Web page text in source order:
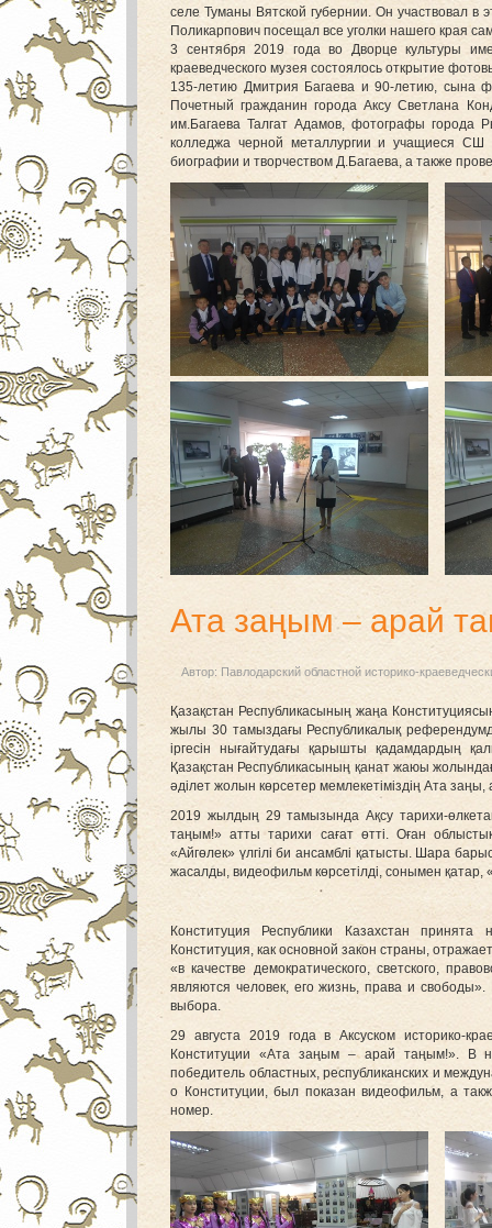
селе Туманы Вятской губернии. Он участвовал в
Поликарпович посещал все уголки нашего края
3 сентября 2019 года во Дворце культуры
краеведческого музея состоялось открытие
135-летию Дмитрия Багаева и 90-летию, сына
Почетный гражданин города Аксу Светлана
им.Багаева Талгат Адамов, фотографы города
колледжа черной металлургии и учащиеся
биографии и творчеством Д.Багаева, а также
Ата заңым – арай
Автор: Павлодарский областной историко-
Қазақстан Республикасының жаңа
жылы 30 тамыздағы Республикалық
іргесін нығайтудағы қарышты қадамдардың
Қазақстан Республикасының қанат жаюы
әділет жолын көрсетер мемлекетіміздің Ата
2019 жылдың 29 тамызында Ақсу тарихи-
таңым!» атты тарихи сағат өтті. Оған
«Айгөлек» үлгілі би ансамблі қатысты. Шара
жасалды, видеофильм көрсетілді, сонымен
Конституция Республики Казахстан
Конституция, как основной закон страны,
«в качестве демократического, светского,
являются человек, его жизнь, права и
выбора.
29 августа 2019 года в Аксуском историко-
Конституции «Ата заңым – арай таңым!». В
победитель областных, республиканских и
о Конституции, был показан видеофильм, а
номер.